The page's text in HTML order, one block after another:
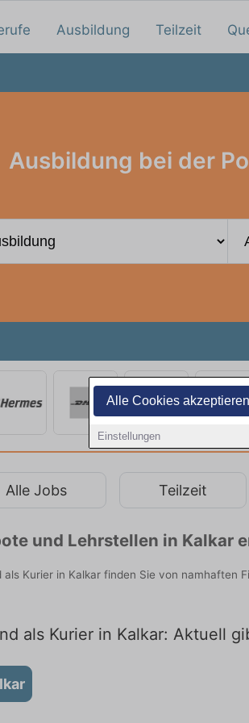
Alle Cookies akzeptieren
Einstellungen
Ausbildung Teilzeit
Ausbildung bei der
Alle Jobs Teilzeit
und Lehrstellen in Kalkar
Kurier in Kalkar finden Sie von
als Kurier in Kalkar: Aktuell